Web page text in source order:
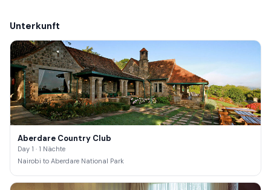
Unterkunft
Aberdare Country Club
Day 1 · 1 Nächte
Nairobi to Aberdare National Park